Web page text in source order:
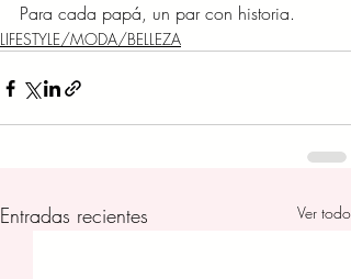
Para cada papá, un par con historia.
LIFESTYLE/MODA/BELLEZA
Entradas recientes Ver todo